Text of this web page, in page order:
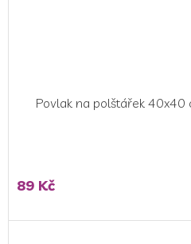
Povlak na polštářek 40x40
89 Kč